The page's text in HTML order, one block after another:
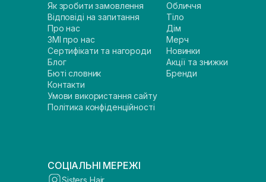
Як зробити замовлення
Відповіді на запитання
Про нас
ЗМІ про нас
Сертифікати та нагороди
Блог
Бюті словник
Контакти
Умови використання сайту
Політика конфіденційності
Обличчя
Тіло
Дім
Мерч
Новинки
Акції та знижки
Бренди
СОЦІАЛЬНІ МЕРЕЖІ
Sisters Hair